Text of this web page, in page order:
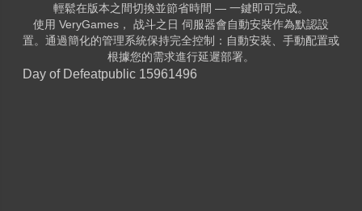
輕鬆在版本之間切換並節省時間 — 一鍵即可完成。
使用 VeryGames， 战斗之日 伺服器會自動安裝作為默認設
置。通過簡化的管理系統保持完全控制：自動安裝、手動配置或
根據您的需求進行延遲部署。
Day of Defeatpublic 15961496